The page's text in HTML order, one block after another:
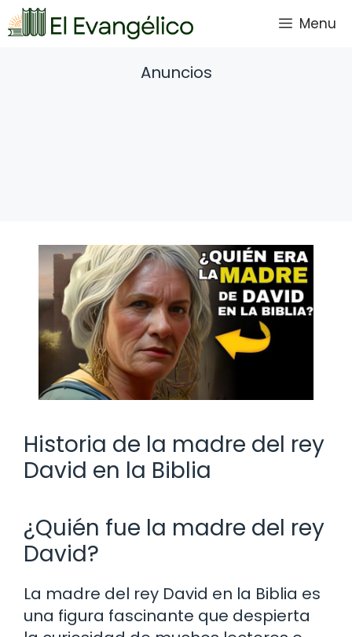
Saltar
al
Menu
Anuncios
Historia de la madre del rey
David en la Biblia
¿Quién fue la madre del rey
David?
La madre del rey David en la Biblia es
una figura fascinante que despierta